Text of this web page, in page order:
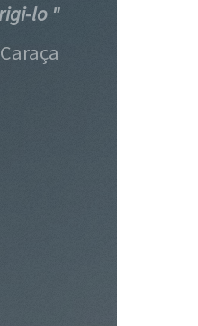
lo "